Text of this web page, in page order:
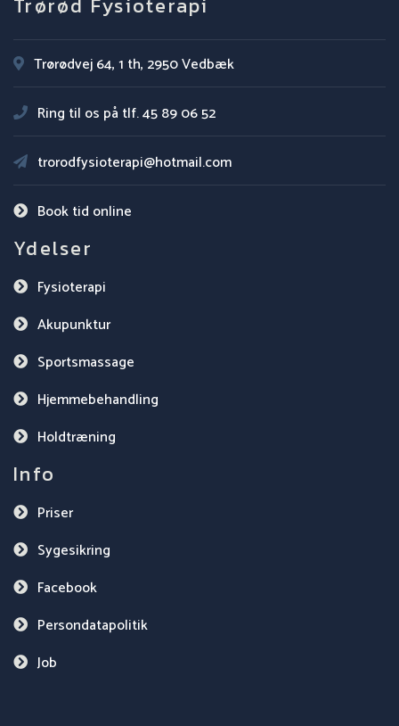
Trørødvej 64, 1 th, 2950 Vedbæk
Ring til os på tlf.45 89 06 52
trorodfysioterapi@hotmail.com
Book tid online
Ydelser
Fysioterapi
Akupunktur
Sportsmassage
Hjemmebehandling
Holdtræning
Info
Priser
Sygesikring
Facebook
Persondatapolitik
Job